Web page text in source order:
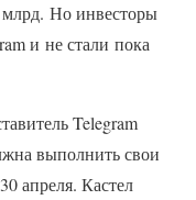
Но инвесторы
и не стали пока
Telegram
выполнить свои
апреля. Кастел